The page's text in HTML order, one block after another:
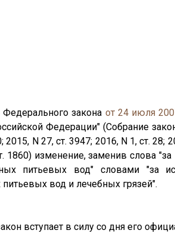
Федерального закона от 24 июля
Федерации" (Собрание
2015, N 27, ст. 3947; 2016, N 1, ст. 28;
1860) изменение, заменив слова
питьевых вод" словами "за
вод и лечебных грязей".
вступает в силу со дня его